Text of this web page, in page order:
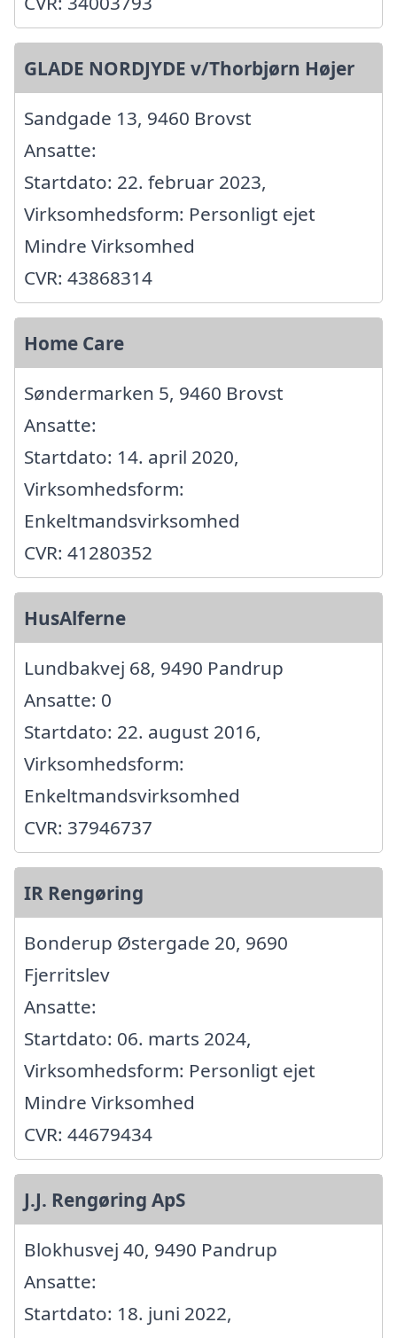
GLADE NORDJYDE v/Thorbjørn Højer
Sandgade 13, 9460 Brovst
Ansatte:
Startdato: 22. februar 2023,
Virksomhedsform: Personligt ejet
Mindre Virksomhed
CVR: 43868314
Home Care
Søndermarken 5, 9460 Brovst
Ansatte:
Startdato: 14. april 2020,
Virksomhedsform:
Enkeltmandsvirksomhed
CVR: 41280352
HusAlferne
Lundbakvej 68, 9490 Pandrup
Ansatte: 0
Startdato: 22. august 2016,
Virksomhedsform:
Enkeltmandsvirksomhed
CVR: 37946737
IR Rengøring
Bonderup Østergade 20, 9690
Fjerritslev
Ansatte:
Startdato: 06. marts 2024,
Virksomhedsform: Personligt ejet
Mindre Virksomhed
CVR: 44679434
J.J. Rengøring ApS
Blokhusvej 40, 9490 Pandrup
Ansatte:
Startdato: 18. juni 2022,